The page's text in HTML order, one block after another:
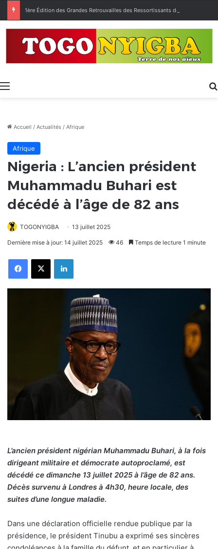
Menu
Accueil / Actualités / Afrique
Afrique
Nigeria : L’ancien président
Muhammadu Buhari est
décédé à l’âge de 82 ans
TOGONYIGBA 13 juillet 2025
Dernière mise à jour: 14 juillet 2025 46 Temps de lecture 1 minute
FacebookX Linkedin
L’ancien président nigérian Muhammadu Buhari, à la fois
dirigeant militaire et démocrate autoproclamé, est
décédé ce dimanche 13 juillet 2025 à l’âge de 82 ans.
Décès survenu à Londres à 4h30, heure locale, des
suites d’une longue maladie.
Dans une déclaration officielle rendue publique par la
présidence, le président Tinubu a exprimé ses sincères